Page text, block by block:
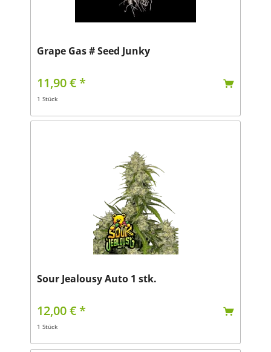
Grape Gas # Seed Junky
11,90 € *
1 Stück
Sour Jealousy Auto 1 stk.
12,00 € *
1 Stück